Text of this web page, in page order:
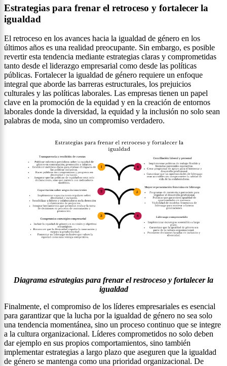
Estrategias para frenar el retroceso y fortalecer la
igualdad
El retroceso en los avances hacia la igualdad de género en los
últimos años es una realidad preocupante. Sin embargo, es posible
revertir esta tendencia mediante estrategias claras y comprometidas
tanto desde el liderazgo empresarial como desde las políticas
públicas. Fortalecer la igualdad de género requiere un enfoque
integral que aborde las barreras estructurales, los prejuicios
culturales y las políticas laborales. Las empresas tienen un papel
clave en la promoción de la equidad y en la creación de entornos
laborales donde la diversidad, la equidad y la inclusión no solo sean
palabras de moda, sino un compromiso verdadero.
Diagrama estrategias para frenar el restroceso y fortalecer la
igualdad
Finalmente, el compromiso de los líderes empresariales es esencial
para garantizar que la lucha por la igualdad de género no sea solo
una tendencia momentánea, sino un proceso continuo que se integre
a la cultura organizacional. Líderes comprometidos no solo deben
dar ejemplo en sus propios comportamientos, sino también
implementar estrategias a largo plazo que aseguren que la igualdad
de género se mantenga como una prioridad organizacional. De